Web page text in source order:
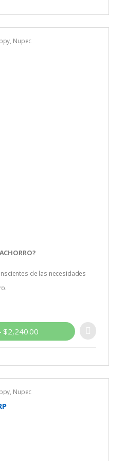
, Nupec
?
de las necesidades
con el balance de vitaminas,
y energía adecuados para
$2,240.00
, Nupec